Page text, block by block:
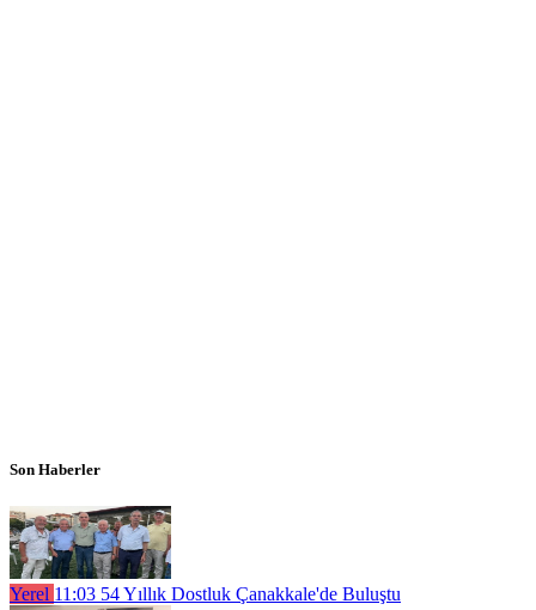
Son Haberler
Yerel 11:03 54 Yıllık Dostluk Çanakkale'de Buluştu